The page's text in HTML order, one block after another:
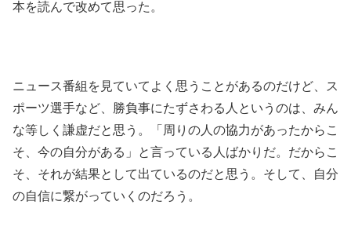
本を読んで改めて思った。
ニュース番組を見ていてよく思うことがあるのだけど、ス
ポーツ選手など、勝負事にたずさわる人というのは、みん
な等しく謙虚だと思う。「周りの人の協力があったからこ
そ、今の自分がある」と言っている人ばかりだ。だからこ
そ、それが結果として出ているのだと思う。そして、自分
の自信に繋がっていくのだろう。